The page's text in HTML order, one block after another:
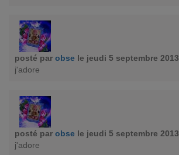
posté par obse le jeudi 5 septembre 2013
j'adore
posté par obse le jeudi 5 septembre 2013
j'adore